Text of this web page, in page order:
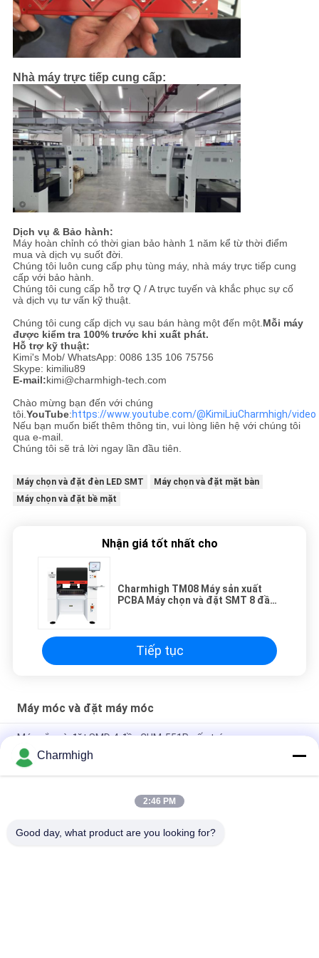
Nhà máy trực tiếp cung cấp:
Dịch vụ & Bảo hành:
Máy hoàn chỉnh có thời gian bảo hành 1 năm kể từ thời điểm
mua và dịch vụ suốt đời.
Chúng tôi luôn cung cấp phụ tùng máy, nhà máy trực tiếp cung
cấp với bảo hành.
Chúng tôi cung cấp hỗ trợ Q / A trực tuyến và khắc phục sự cố
và dịch vụ tư vấn kỹ thuật.
Chúng tôi cung cấp dịch vụ sau bán hàng một đến một. Mỗi máy
được kiểm tra 100% trước khi xuất phát.
Hỗ trợ kỹ thuật:
Kimi's Mob/ WhatsApp: 0086 135 106 75756
Skype: kimiliu89
E-mail:kimi@charmhigh-tech.com
Chào mừng bạn đến với chúng
tôi. YouTube:https://www.youtube.com/@KimiLiuCharmhigh/video
Nếu bạn muốn biết thêm thông tin, vui lòng liên hệ với chúng tôi
qua e-mail.
Chúng tôi sẽ trả lời ngay lần đầu tiên.
Máy chọn và đặt đèn LED SMT
Máy chọn và đặt mặt bàn
Máy chọn và đặt bề mặt
Nhận giá tốt nhất cho
Charmhigh TM08 Máy sản xuất
PCBA Máy chọn và đặt SMT 8 đầu
Tiếp tục
Máy móc và đặt máy móc
Máy gắp và đặt SMD 4 đầu CHM-551P cấu trúc gang
Thiết kế hẹp Mô-đun TC06 độ chính xác cao Máy gắp và đặt
SMT 6 đầu Hỗ trợ 01005
Charmhigh TM08 PCBA sản xuất SMT Chip Mounter
Charmhigh
2:46 PM
Good day, what product are you looking for?